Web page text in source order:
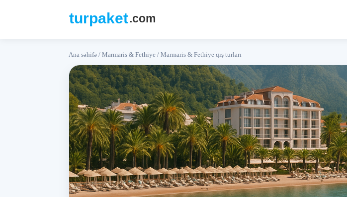
Ana səhifə / Marmaris & Fethiye / Marmaris & Fethiye qış turları